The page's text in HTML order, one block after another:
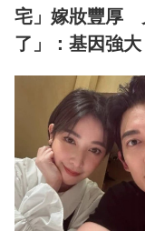
宅」嫁妝豐厚
了」：基因強大